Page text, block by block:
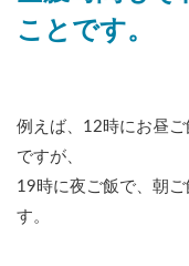
ことです。
例えば、12時にお昼
ですが、
19時に夜ご飯で、朝
す。